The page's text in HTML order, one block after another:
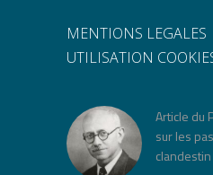
MENTIONS LEGALES
UTILISATION
Article du
sur les
clandestin